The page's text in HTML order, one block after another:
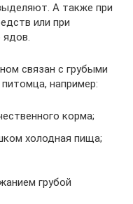
А также при
или при
связан с грубыми
например:
корма;
холодная пища;
грубой